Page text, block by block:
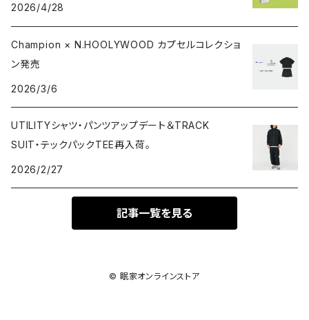
2026/4/28
Champion × N.HOOLYWOOD カプセルコレクショ
ン発売
2026/3/6
UTILITYシャツ・パンツアップデート＆TRACK
SUIT・テックパックTEE再入荷。
2026/2/27
記事一覧を見る
© 眠家オンラインストア